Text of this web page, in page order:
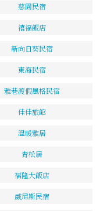
慈園民宿
禧福飯店
新向日葵民宿
東海民宿
雅巷渡假風格民宿
佳佳旅館
溫暖雅居
青松居
福隆大飯店
威尼斯民宿